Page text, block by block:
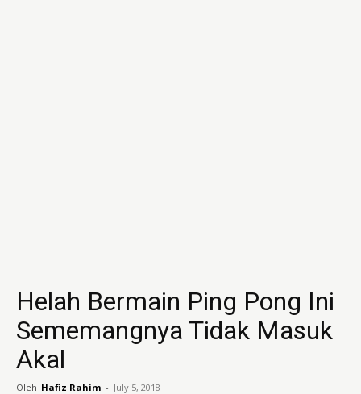
Helah Bermain Ping Pong Ini
Sememangnya Tidak Masuk
Akal
Oleh Hafiz Rahim - July 5, 2018